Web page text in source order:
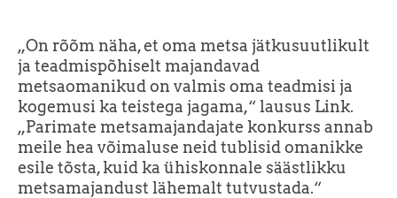
„On rõõm näha, et oma metsa jätkusuutlikult
ja teadmispõhiselt majandavad
metsaomanikud on valmis oma teadmisi ja
kogemusi ka teistega jagama,“ lausus Link.
„Parimate metsamajandajate konkurss annab
meile hea võimaluse neid tublisid omanikke
esile tõsta, kuid ka ühiskonnale säästlikku
metsamajandust lähemalt tutvustada.“